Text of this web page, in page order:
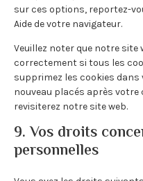
sur ces options, reportez-
Aide de votre navigateur.
Veuillez noter que notre
correctement si tous les
supprimez les cookies
nouveau placés après
revisiterez notre site web.
9. Vos droits
personnelles